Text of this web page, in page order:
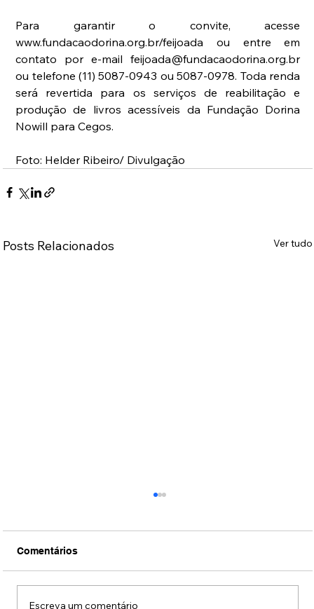
Para garantir o convite, acesse
www.fundacaodorina.org.br/feijoada ou entre em
contato por e-mail feijoada@fundacaodorina.org.br
ou telefone (11) 5087-0943 ou 5087-0978. Toda renda
será revertida para os serviços de reabilitação e
produção de livros acessíveis da Fundação Dorina
Nowill para Cegos.
Foto: Helder Ribeiro/ Divulgação
Posts Relacionados Ver tudo
Comentários
Escreva um comentário